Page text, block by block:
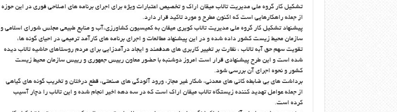
تشكيل كار گروه ملي مديريت تالاب ميقان اراك و تخصيص اعتبارات ويژه براي اجراي برنامه هاي اصلاحي فوري در اين حوزه
از جمله راهكارهايي است كه اكنون مطرح و مورد تاكيد قرار دارد.
پيشنهاد تشكيل كار گروه ملي مديريت تالاب كويري ميقان به كميسيون كشاورزي،آب و منابع طبيعي مجلس شوراي اسلامي و
سازمان محيط زيست كشور داده شده و در اين پيشنهاد مطالعات و اجراي برنامه هاي كارآمد ترميمي در احياي گونه ها،
تقويت سهم حق آبه تالاب ، نظارت بر تغيير كاربري هاي هدفمند و ايجاد درآمدزايي براي مردم روستاهاي حاشيه تالاب ديده
شده است و اين طرح پيشنهادي قرار است امروز دوشنبه با حضور معاون رييس جمهوري و رييس سازمان محيط زيست
كشور و نحوه اجراي آن بررسي شود.
برداشت هاي بي ضابطه كاني هاي معدني، شكار غير مجاز، ورود آلودگي هاي صنعتي، قطع درختان و تخريب گونه هاي گياهي
از جمله عوامل تهديد كننده زيستگاه تالاب ميقان اراك است كه در سه دهه اخير انجام شده و اين تالاب را دچار آسيب
كرده است.